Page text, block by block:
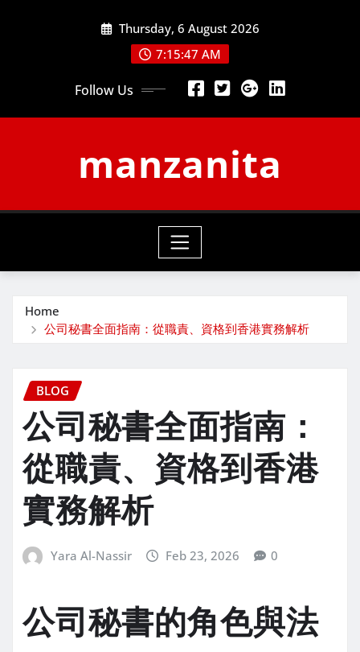
Thursday, 6 August 2026
7:15:48 AM
Follow Us
manzanita
Home
公司秘書全面指南：從職責、資格到香港實務解析
BLOG
公司秘書全面指南：
從職責、資格到香港
實務解析
Yara Al-Nassir Feb 23, 2026 0
公司秘書的角色與法